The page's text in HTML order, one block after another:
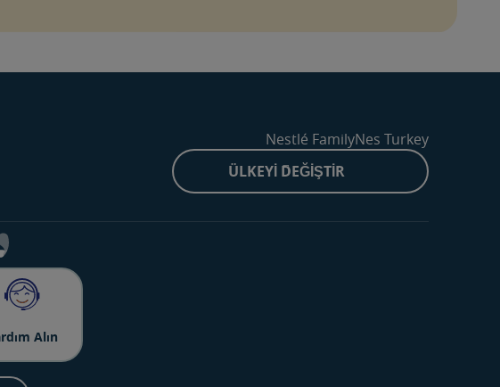
Nestlé FamilyNes Turkey
ÜLKEYI DEĞIŞTIR
Alın